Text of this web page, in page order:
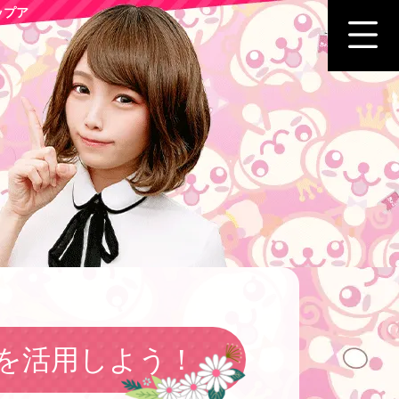
プア
活用しよう！